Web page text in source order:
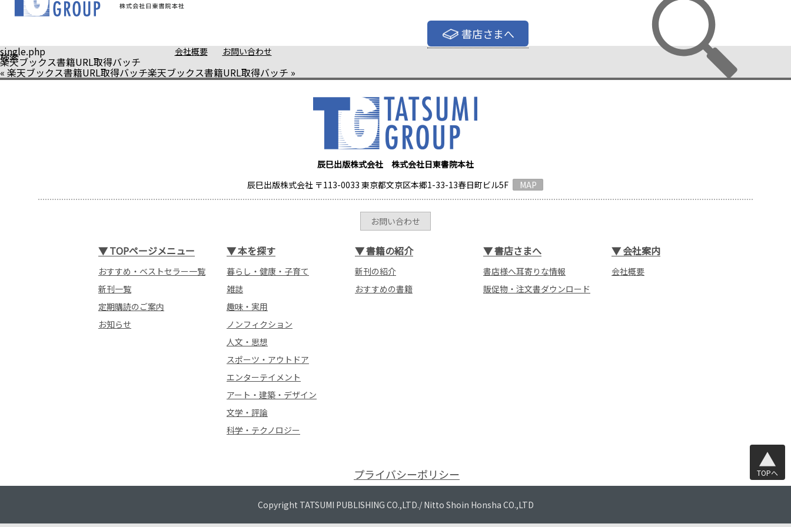
書店さまへ
会社概要 お問い合わせ
検索
single.php
楽天ブックス書籍URL取得バッチ
« 楽天ブックス書籍URL取得バッチ楽天ブックス書籍URL取得バッチ »
辰巳出版株式会社 株式会社日東書院本社
辰巳出版株式会社 〒113-0033 東京都文京区本郷1-33-13春日町ビル5F
MAP
お問い合わせ
▼TOPページメニュー
おすすめ・ベストセラー一覧
新刊一覧
定期購読のご案内
お知らせ
▼本を探す
暮らし・健康・子育て
雑誌
趣味・実用
ノンフィクション
人文・思想
スポーツ・アウトドア
エンターテイメント
アート・建築・デザイン
文学・評論
科学・テクノロジー
▼書籍の紹介
新刊の紹介
おすすめの書籍
▼書店さまへ
書店様へ耳寄りな情報
販促物・注文書ダウンロード
▼会社案内
会社概要
プライバシーポリシー TOPへ
Copyright TATSUMI PUBLISHING CO.,LTD./ Nitto Shoin Honsha CO.,LTD